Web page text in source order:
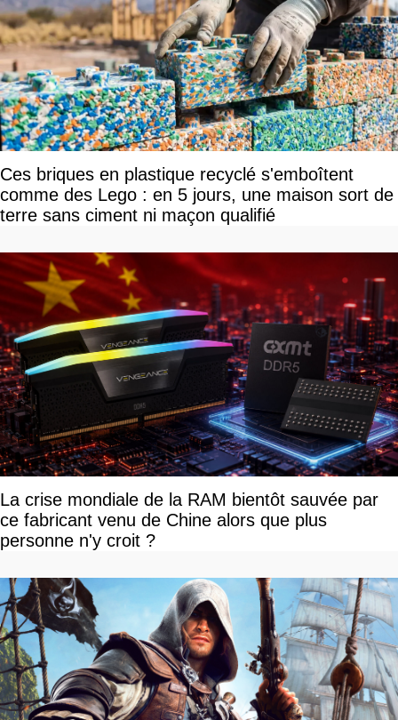
Ces briques en plastique recyclé s'emboîtent
comme des Lego : en 5 jours, une maison sort de
terre sans ciment ni maçon qualifié
La crise mondiale de la RAM bientôt sauvée par
ce fabricant venu de Chine alors que plus
personne n'y croit ?